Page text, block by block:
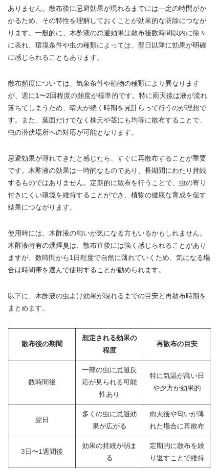
ありません。散布後に忌避効果が現れるまでには一定の時間がか
かるため、その特性を理解しておくことが効果的な防除につなが
ります。一般的に、木酢液の忌避効果は散布後数時間以内に徐々
に表れ、環境条件や虫の種類によっては、翌日以降に効果が明確
に感じられることもあります。
散布頻度については、気象条件や植物の種類により異なります
が、週に1〜2回程度の頻度が標準的です。特に雨天後は液が流れ
落ちてしまうため、晴天が続く時期を見計らって行うのが理想で
す。また、葉面だけでなく株元や茎にも均等に散布することで、
虫の潜伏場所への対応が可能となります。
忌避効果が薄れてきたと感じたら、すぐに再散布することが重要
です。木酢液の効果は一時的なものであり、長期間にわたり持続
するものではありません。定期的に散布を行うことで、虫の寄り
付きにくい環境を維持することができ、植物の健康な育成を促す
結果につながります。
使用時には、木酢液の匂いが気になる方もいるかもしれません。
木酢液特有の燻煙臭は、散布直後には強く感じられることがあり
ますが、数時間から1日程度で自然に薄れていくため、気になる場
合は時間帯を選んで使用することが勧められます。
以下に、木酢液の虫よけ効果が現れるまでの目安と再散布時期を
まとめます。
散布後の期間
想定される効果の
程度
再散布の目安
数時間後
一部の虫に忌避反
応が見られる可能
性あり
特に気温が高い日
や夕方が効果的
翌日
多くの虫に忌避効
果が広がる
雨天後や匂いが薄
れた場合に再散布
3日〜1週間後
効果の持続が弱ま
る
定期的に散布を繰
り返すことで維持